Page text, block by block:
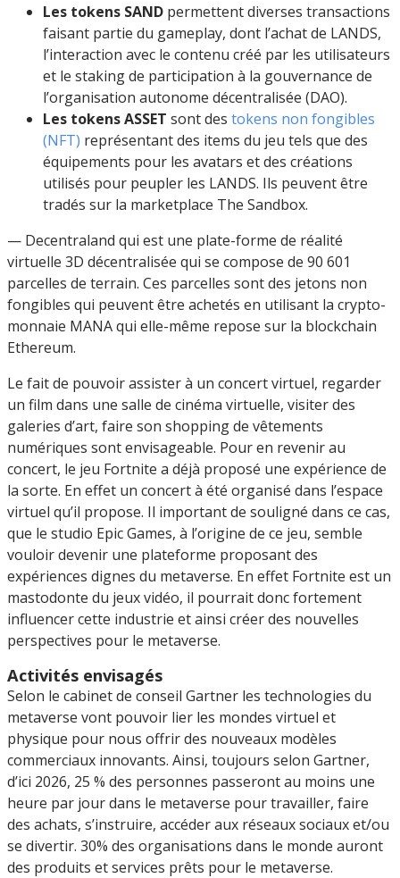
Les tokens SAND permettent diverses transactions
faisant partie du gameplay, dont l’achat de LANDS,
l’interaction avec le contenu créé par les utilisateurs
et le staking de participation à la gouvernance de
l’organisation autonome décentralisée (DAO).
Les tokens ASSET sont des tokens non fongibles
(NFT) représentant des items du jeu tels que des
équipements pour les avatars et des créations
utilisés pour peupler les LANDS. Ils peuvent être
tradés sur la marketplace The Sandbox.
— Decentraland qui est une plate-forme de réalité
virtuelle 3D décentralisée qui se compose de 90 601
parcelles de terrain. Ces parcelles sont des jetons non
fongibles qui peuvent être achetés en utilisant la crypto-
monnaie MANA qui elle-même repose sur la blockchain
Ethereum.
Le fait de pouvoirassister à un concert virtuel, regarder
un film dans une salle de cinéma virtuelle, visiter des
galeries d’art, faire son shopping de vêtements
numériques sont envisageable. Pour en revenir au
concert, le jeu Fortnite a déjà proposé une expérience de
la sorte. En effet un concert à été organisé dans l’espace
virtuel qu’il propose. Il important de souligné dans ce cas,
que le studio Epic Games, à l’origine de ce jeu, semble
vouloir devenir une plateforme proposant des
expériences dignes du metaverse. En effet Fortnite est un
mastodonte du jeux vidéo, il pourrait donc fortement
influencer cette industrie et ainsi créer des nouvelles
perspectives pour le metaverse.
Activités envisagés
Selon le cabinet de conseil Gartner les technologies du
metaverse vont pouvoir lier les mondes virtuel et
physique pour nous offrir des nouveaux modèles
commerciaux innovants. Ainsi, toujours selon Gartner,
d’ici 2026, 25 % des personnes passeront au moins une
heure par jour dans le metaverse pour travailler, faire
des achats, s’instruire, accéder aux réseaux sociaux et/ou
se divertir. 30% des organisations dans le monde auront
des produits et services prêts pour le metaverse.